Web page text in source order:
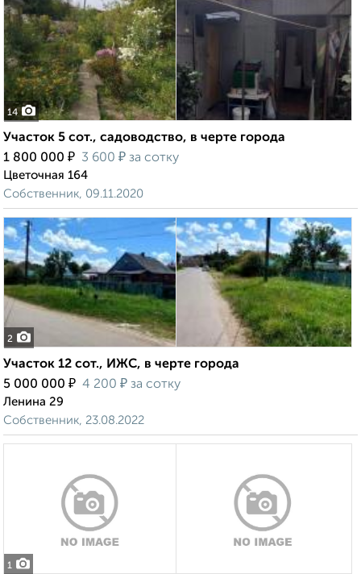
14
Участок 5 сот., садоводство, в черте города
1 800 000 ₽ 3 600 ₽ за сотку
Цветочная 164
Собственник, 09.11.2020
2
Участок 12 сот., ИЖС, в черте города
5 000 000 ₽ 4 200 ₽ за сотку
Ленина 29
Собственник, 23.08.2022
1